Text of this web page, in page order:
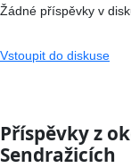
Žádné příspěvky v
Vstoupit do diskuse
Příspěvky z
Sendražicích